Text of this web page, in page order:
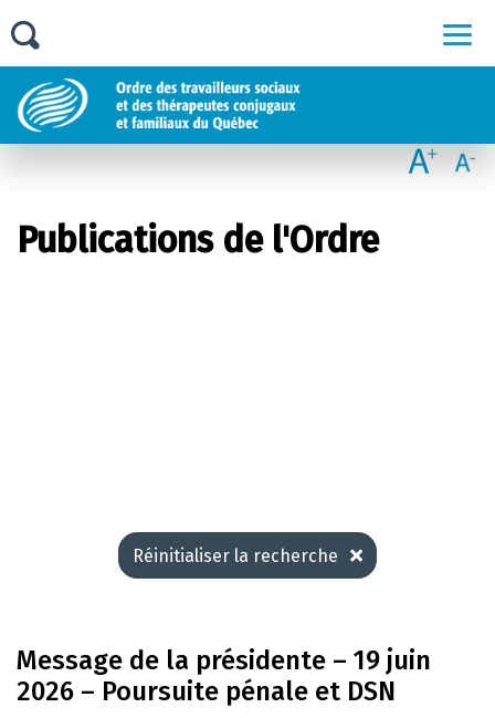
Publications de l'Ordre
Réinitialiser la recherche
Message de la présidente – 19 juin
2026 – Poursuite pénale et DSN